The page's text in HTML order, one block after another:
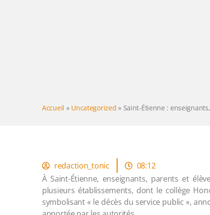
Accueil » Uncategorized » Saint-Étienne :
redaction_tonic
08:12
À Saint-Étienne, enseignants, parents et
plusieurs établissements, dont le collège
symbolisant « le décès du service public »,